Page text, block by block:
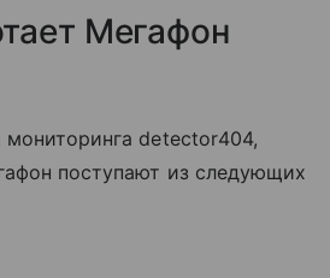
Мегафон
detector404,
поступают из следующих